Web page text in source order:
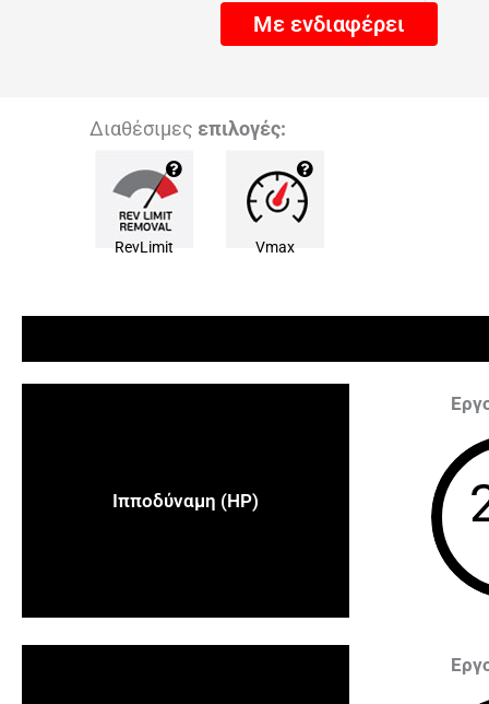
Με ενδιαφέρει
Διαθέσιμες επιλογές:
RevLimit Vmax
Ιπποδύναμη (HP)